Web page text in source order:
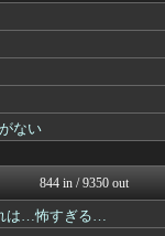
ニュー速VIPブログ(`･
ぴこ速(〃'∇'〃)？
最強ジャンプ放送局
それからの出来事() ア
ヒーローNEWS
ぐら速 -声優まとめ速報-
あぁ^～こころがぴょ
プリキュアのまとめ
ない
844 in / 9350 out
は…怖すぎる…